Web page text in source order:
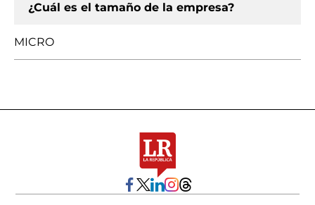
¿Cuál es el tamaño de la empresa?
MICRO